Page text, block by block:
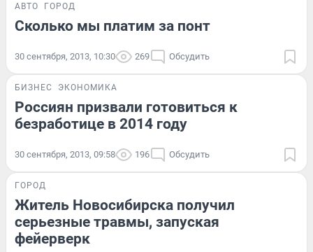
АВТО ГОРОД
Сколько мы платим за понт
30 сентября, 2013, 10:30 269 Обсудить
БИЗНЕС ЭКОНОМИКА
Россиян призвали готовиться к
безработице в 2014 году
30 сентября, 2013, 09:58 196 Обсудить
ГОРОД
Житель Новосибирска получил
серьезные травмы, запуская
фейерверк